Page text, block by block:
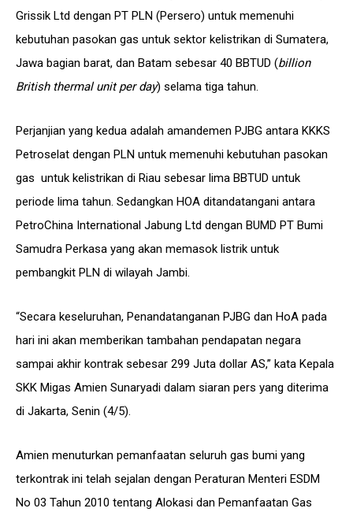
Grissik Ltd dengan PT PLN (Persero) untuk memenuhi
kebutuhan pasokan gas untuk sektor kelistrikan di Sumatera,
Jawa bagian barat, dan Batam sebesar 40 BBTUD (billion
British thermal unit per day) selama tiga tahun.
Perjanjian yang kedua adalah amandemen PJBG antara KKKS
Petroselat dengan PLN untuk memenuhi kebutuhan pasokan
gas untuk kelistrikan di Riau sebesar lima BBTUD untuk
periode lima tahun. Sedangkan HOA ditandatangani antara
PetroChina International Jabung Ltd dengan BUMD PT Bumi
Samudra Perkasa yang akan memasok listrik untuk
pembangkit PLN di wilayah Jambi.
“Secara keseluruhan, Penandatanganan PJBG dan HoA pada
hari ini akan memberikan tambahan pendapatan negara
sampai akhir kontrak sebesar 299 Juta dollar AS,” kata Kepala
SKK Migas Amien Sunaryadi dalam siaran pers yang diterima
di Jakarta, Senin (4/5).
Amien menuturkan pemanfaatan seluruh gas bumi yang
terkontrak ini telah sejalan dengan Peraturan Menteri ESDM
No 03 Tahun 2010 tentang Alokasi dan Pemanfaatan Gas